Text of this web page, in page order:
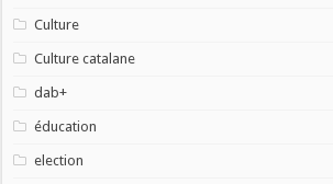
Culture
Culture catalane
dab+
éducation
election